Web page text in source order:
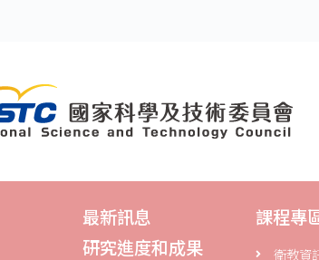
最新訊息
研究進度和成果
課程專
衛教資